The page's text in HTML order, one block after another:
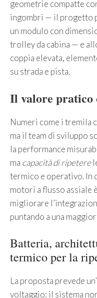
geometrie compatte
ingombri — il progetto
un modulo con
trolley da cabina — e
coppia elevata,
su strada e pista.
Il valore pratico
Numeri come i tremila
ma il team di sviluppo
la performance
ma capacità di ripetere
termico e operativo. In
motori a flusso assiale
migliorare
puntando a una
Batteria,
termico per la
La proposta prevede
voltaggio: il sistema